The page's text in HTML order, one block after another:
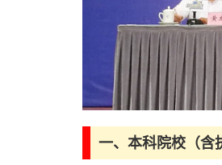
一、本科院校（含